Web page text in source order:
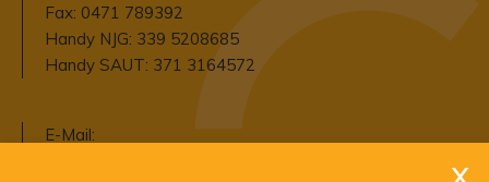
Fax: 0471 789392
Handy NJG: 339 5208685
Handy SAUT: 371 3164572
E-Mail: